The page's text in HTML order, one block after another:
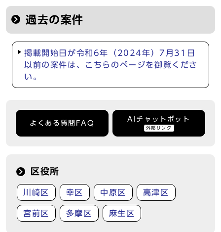
過去の案件
掲載開始日が令和6年（2024年）7月31日
以前の案件は、こちらのページを御覧くださ
い。
よくある質問FAQ
AIチャットボット
外部リンク
区役所
川崎区 幸区 中原区 高津区
宮前区 多摩区 麻生区